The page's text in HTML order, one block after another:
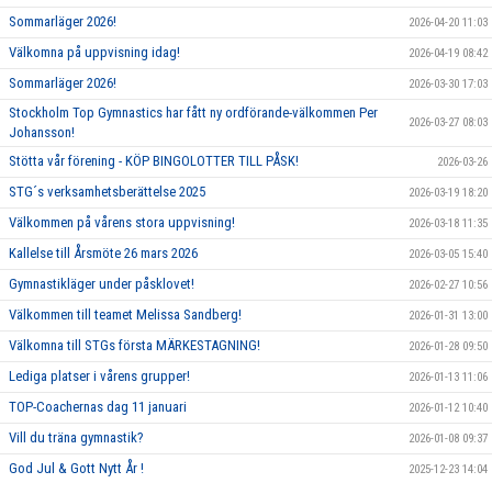
Sommarläger 2026! 2026-04-20 11:03
Välkomna på uppvisning idag! 2026-04-19 08:42
Sommarläger 2026! 2026-03-30 17:03
Stockholm Top Gymnastics har fått ny ordförande-välkommen Per
Johansson!
2026-03-27 08:03
Stötta vår förening - KÖP BINGOLOTTER TILL PÅSK! 2026-03-26
STG´s verksamhetsberättelse 2025 2026-03-19 18:20
Välkommen på vårens stora uppvisning! 2026-03-18 11:35
Kallelse till Årsmöte 26 mars 2026 2026-03-05 15:40
Gymnastikläger under påsklovet! 2026-02-27 10:56
Välkommen till teamet Melissa Sandberg! 2026-01-31 13:00
Välkomna till STGs första MÄRKESTAGNING! 2026-01-28 09:50
Lediga platser i vårens grupper! 2026-01-13 11:06
TOP-Coachernas dag 11 januari 2026-01-12 10:40
Vill du träna gymnastik? 2026-01-08 09:37
God Jul & Gott Nytt År ! 2025-12-23 14:04